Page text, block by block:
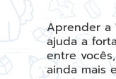
Aprender a
ajuda a
entre
ainda mais